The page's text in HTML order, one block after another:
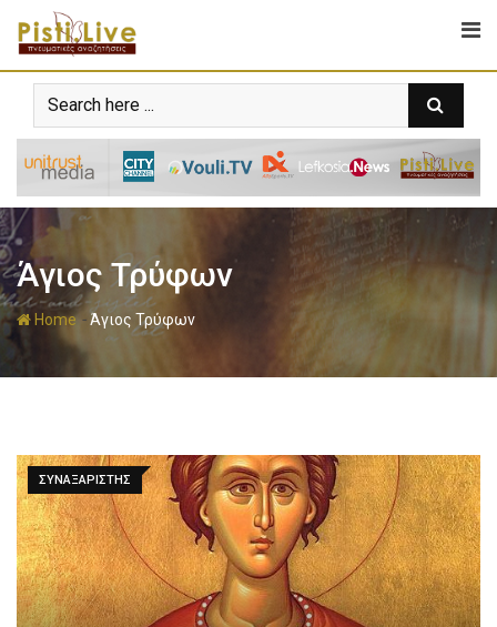
Άγιος Τρύφων
Home-Άγιος Τρύφων
ΣΥΝΑΞΑΡΙΣΤΗΣ